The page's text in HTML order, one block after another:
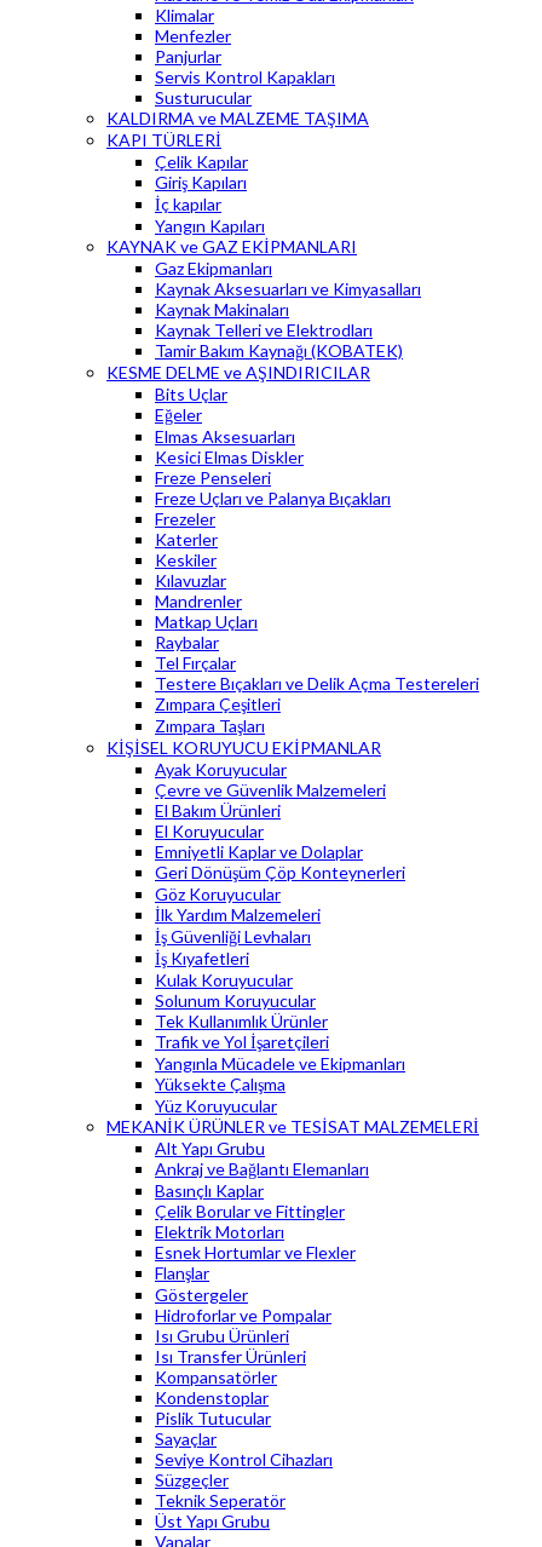
Klimalar
Menfezler
Panjurlar
Servis Kontrol Kapakları
Susturucular
KALDIRMA ve MALZEME TAŞIMA
KAPI TÜRLERİ
Çelik Kapılar
Giriş Kapıları
İç kapılar
Yangın Kapıları
KAYNAK ve GAZ EKİPMANLARI
Gaz Ekipmanları
Kaynak Aksesuarları ve Kimyasalları
Kaynak Makinaları
Kaynak Telleri ve Elektrodları
Tamir Bakım Kaynağı (KOBATEK)
KESME DELME ve AŞINDIRICILAR
Bits Uçlar
Eğeler
Elmas Aksesuarları
Kesici Elmas Diskler
Freze Penseleri
Freze Uçları ve Palanya Bıçakları
Frezeler
Katerler
Keskiler
Kılavuzlar
Mandrenler
Matkap Uçları
Raybalar
Tel Fırçalar
Testere Bıçakları ve Delik Açma Testereleri
Zımpara Çeşitleri
Zımpara Taşları
KİŞİSEL KORUYUCU EKİPMANLAR
Ayak Koruyucular
Çevre ve Güvenlik Malzemeleri
El Bakım Ürünleri
El Koruyucular
Emniyetli Kaplar ve Dolaplar
Geri Dönüşüm Çöp Konteynerleri
Göz Koruyucular
İlk Yardım Malzemeleri
İş Güvenliği Levhaları
İş Kıyafetleri
Kulak Koruyucular
Solunum Koruyucular
Tek Kullanımlık Ürünler
Trafik ve Yol İşaretçileri
Yangınla Mücadele ve Ekipmanları
Yüksekte Çalışma
Yüz Koruyucular
MEKANİK ÜRÜNLER ve TESİSAT MALZEMELERİ
Alt Yapı Grubu
Ankraj ve Bağlantı Elemanları
Basınçlı Kaplar
Çelik Borular ve Fittingler
Elektrik Motorları
Esnek Hortumlar ve Flexler
Flanşlar
Göstergeler
Hidroforlar ve Pompalar
Isı Grubu Ürünleri
Isı Transfer Ürünleri
Kompansatörler
Kondenstoplar
Pislik Tutucular
Sayaçlar
Seviye Kontrol Cihazları
Süzgeçler
Teknik Seperatör
Üst Yapı Grubu
Vanalar